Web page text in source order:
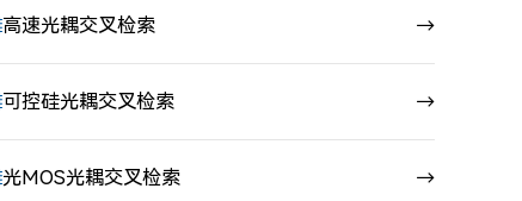
高速光耦交叉检索 →
可控硅光耦交叉检索 →
光MOS光耦交叉检索 →